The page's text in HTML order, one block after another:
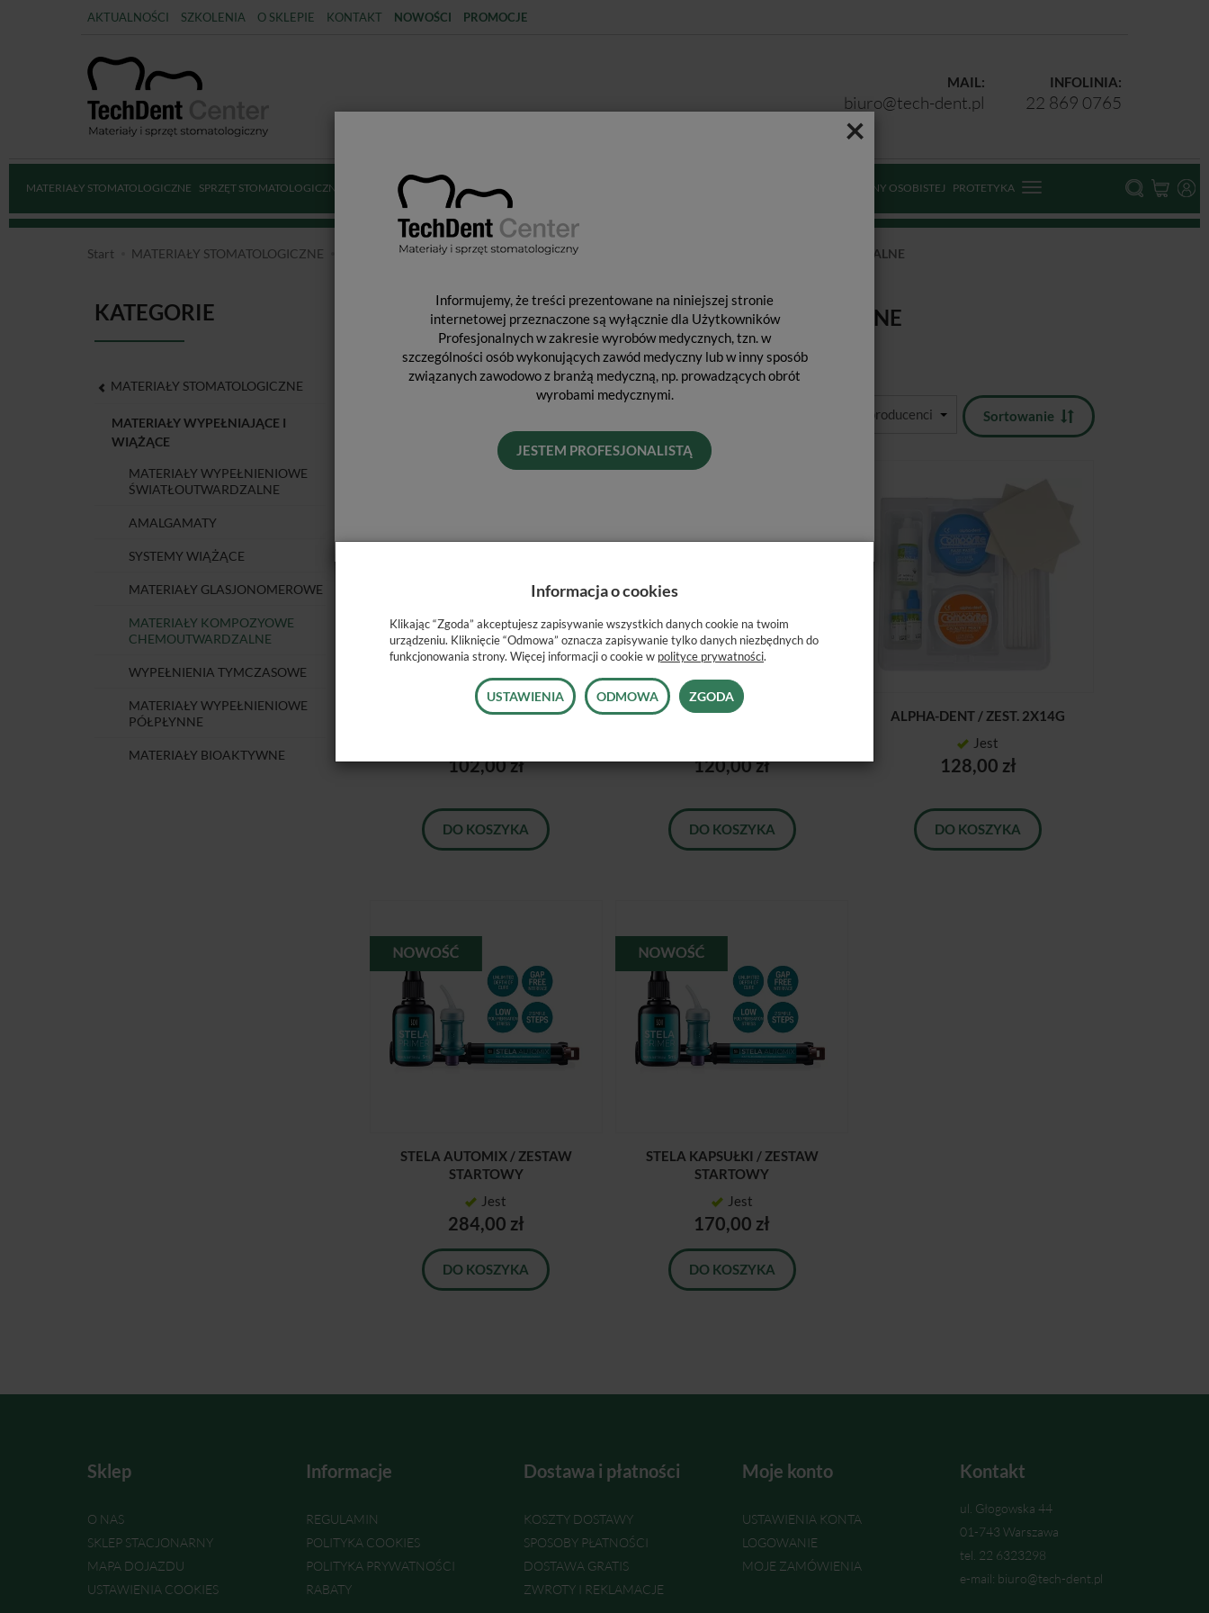
×
Informujemy, że treści prezentowane na niniejszej stronie
internetowej przeznaczone są wyłącznie dla Użytkowników
Profesjonalnych w zakresie wyrobów medycznych, tzn. w
szczególności osób wykonujących zawód medyczny lub w inny sposób
związanych zawodowo z branżą medyczną, np. prowadzących obrót
wyrobami medycznymi.
JESTEM PROFESJONALISTĄ
AKTUALNOŚCI SZKOLENIA O SKLEPIE KONTAKT NOWOŚCI PROMOCJE
INFOLINIA:
22 869 0765
MAIL:
biuro@tech-dent.pl
MATERIAŁY STOMATOLOGICZNE SPRZĘT STOMATOLOGICZNY DEZYNFEKCJA STERYLIZACJA ŚRODKI OCHRONY OSOBISTEJ PROTETYKA
Start MATERIAŁY STOMATOLOGICZNE MATERIAŁY WYPEŁNIAJĄCE I WIĄŻĄCE MATERIAŁY KOMPOZYOWE CHEMOUTWARDZALNE
MATERIAŁY KOMPOZYOWE CHEMOUTWARDZALNE
Sortowanie
EVICROL ORIGINAL / 70G
102,00 zł
DO KOSZYKA
PRIME DENT / ZEST. 15G + 15G
120,00 zł
DO KOSZYKA
ALPHA-DENT / ZEST. 2X14G
Jest
128,00 zł
DO KOSZYKA
STELA AUTOMIX / ZESTAW
STARTOWY
Jest
284,00 zł
DO KOSZYKA
STELA KAPSUŁKI / ZESTAW
STARTOWY
Jest
170,00 zł
DO KOSZYKA
KATEGORIE
MATERIAŁY STOMATOLOGICZNE
MATERIAŁY WYPEŁNIAJĄCE I
WIĄŻĄCE
MATERIAŁY WYPEŁNIENIOWE
ŚWIATŁOUTWARDZALNE
AMALGAMATY
SYSTEMY WIĄŻĄCE
MATERIAŁY GLASJONOMEROWE
MATERIAŁY KOMPOZYOWE
CHEMOUTWARDZALNE
WYPEŁNIENIA TYMCZASOWE
MATERIAŁY WYPEŁNIENIOWE
PÓŁPŁYNNE
MATERIAŁY BIOAKTYWNE
Sklep
O NAS
SKLEP STACJONARNY
MAPA DOJAZDU
USTAWIENIA COOKIES
Informacje
REGULAMIN
POLITYKA COOKIES
POLITYKA PRYWATNOŚCI
RABATY
Dostawa i płatności
KOSZTY DOSTAWY
SPOSOBY PŁATNOŚCI
DOSTAWA GRATIS
ZWROTY I REKLAMACJE
Moje konto
USTAWIENIA KONTA
LOGOWANIE
MOJE ZAMÓWIENIA
Kontakt
ul. Głogowska 44
01-743 Warszawa
tel. 22 6323298
e-mail: biuro@tech-dent.pl
Informacja o cookies
Klikając “Zgoda” akceptujesz zapisywanie wszystkich danych cookie na twoim
urządzeniu. Kliknięcie “Odmowa” oznacza zapisywanie tylko danych niezbędnych do
funkcjonowania strony. Więcej informacji o cookie w polityce prywatności.
USTAWIENIA ODMOWA ZGODA